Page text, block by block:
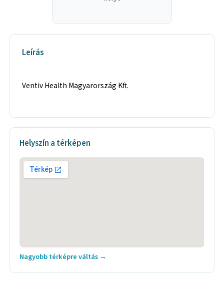
Leírás
Ventiv Health Magyarország Kft.
Helyszín a térképen
Nagyobb térképre váltás →